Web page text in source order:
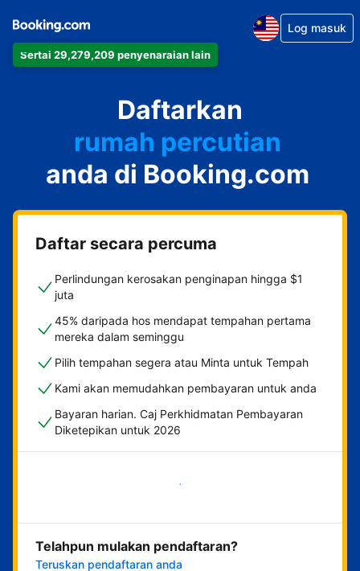
Sertai 29,279,209 penyenaraian lain
Log masuk
Daftarkan
apartmen
hotel
rumah percutian
rumah tamu
penginapan dan sarapan
anda di Booking.com
Daftar secara percuma
Perlindungan kerosakan penginapan hingga $1
juta
45% daripada hos mendapat tempahan pertama
mereka dalam seminggu
Pilih tempahan segera atau Minta untuk Tempah
Kami akan memudahkan pembayaran untuk anda
Bayaran harian. Caj Perkhidmatan Pembayaran
Diketepikan untuk 2026
Mulakan sekarang
Telahpun mulakan pendaftaran?
Teruskan pendaftaran anda